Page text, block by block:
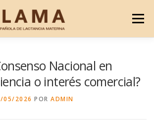
Menú
Nacional en
o interés comercial?
05/2026 POR ADMIN